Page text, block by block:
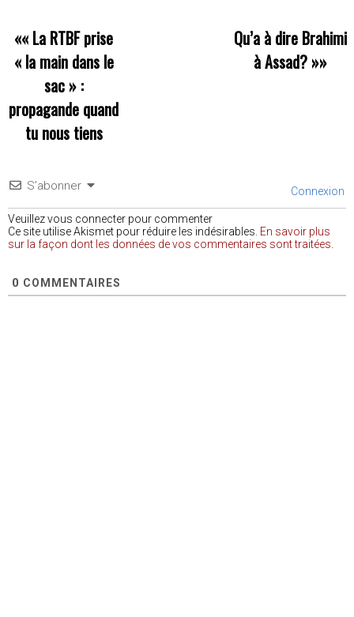
«« La RTBF prise
« la main dans le
sac » :
propagande quand
tu nous tiens
Qu’a à dire Brahimi
à Assad?»»
S’abonner Connexion
Veuillez vous connecter pour commenter
Ce site utilise Akismet pour réduire les indésirables. En savoir plus
sur la façon dont les données de vos commentaires sont traitées
0 COMMENTAIRES